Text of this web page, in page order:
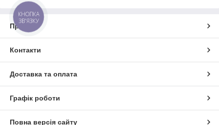
Про нас
Контакти
Доставка та оплата
Графік роботи
Повна версія сайту
КНОПКА
ЗВ'ЯЗКУ